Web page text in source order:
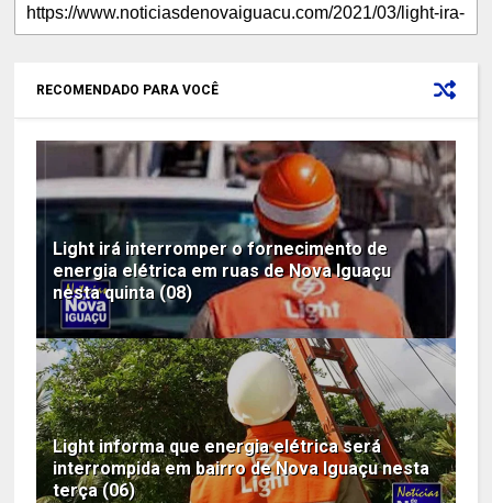
RECOMENDADO PARA VOCÊ
Light irá interromper o fornecimento de
energia elétrica em ruas de Nova Iguaçu
nesta quinta (08)
Light informa que energia elétrica será
interrompida em bairro de Nova Iguaçu nesta
terça (06)